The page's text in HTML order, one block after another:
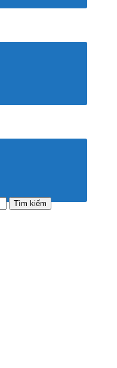
Tìm kiếm